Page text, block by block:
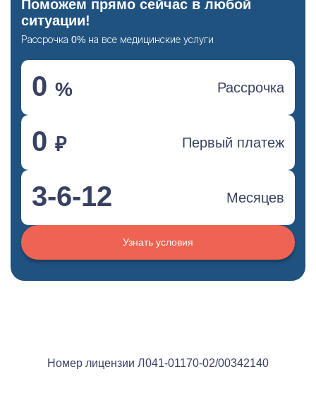
Поможем прямо сейчас в любой
ситуации!
Рассрочка 0% на все медицинские услуги
0 % Рассрочка
0 ₽ Первый платеж
3-6-12 Месяцев
Узнать условия
Номер лицензии Л041-01170-02/00342140